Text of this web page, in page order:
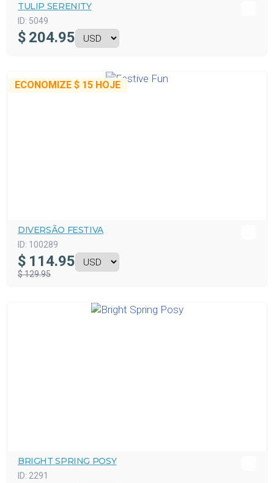
TULIP SERENITY
ID: 5049
$ 204.95
ECONOMIZE $ 15 HOJE
DIVERSÃO FESTIVA
ID: 100289
$ 114.95
$ 129.95
BRIGHT SPRING POSY
ID: 2291